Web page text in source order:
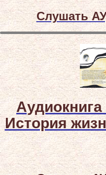
Слушать
История